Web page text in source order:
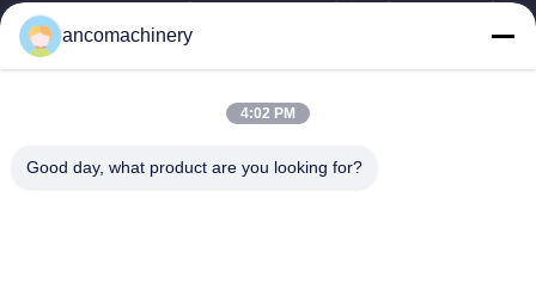
Zhangjiagang शहर, सुज़ौ शहर, Jiangsu प्रांत में स्थित है। यह एक उद्यम है कि
त्वरित लिंक
हमारे बारे में
फैक्टरी यात्रा
गुणवत्ता नियंत्रण
ancomachinery
4:02 PM
Good day, what product are you looking for?